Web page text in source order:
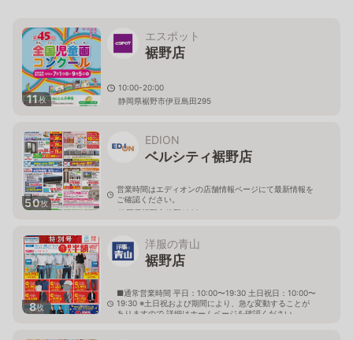
11枚
エスポット
裾野店
10:00-20:00
静岡県裾野市伊豆島田295
50枚
EDION
ベルシティ裾野店
営業時間はエディオンの店舗情報ページにて最新情報を
ご確認ください。
静岡県裾野市佐野1039
8枚
洋服の青山
裾野店
■通常営業時間 平日：10:00〜19:30 土日祝日：10:00〜
19:30 ※土日祝および期間により、急な変動することが
ありますので 詳細はホームページを確認ください